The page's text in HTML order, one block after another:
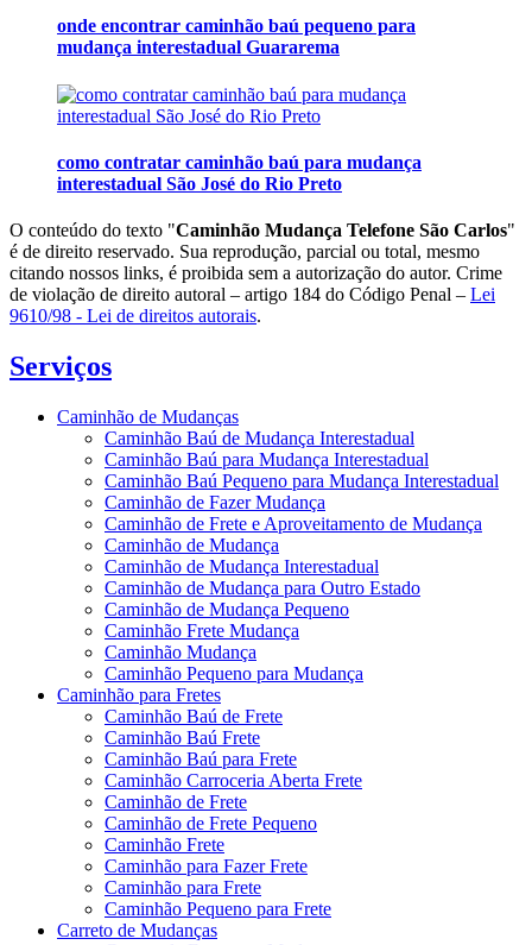
onde encontrar caminhão baú pequeno para
mudança interestadual Guararema
como contratar caminhão baú para mudança
interestadual São José do Rio Preto
O conteúdo do texto "Caminhão Mudança Telefone São Carlos"
é de direito reservado. Sua reprodução, parcial ou total, mesmo
citando nossos links, é proibida sem a autorização do autor. Crime
de violação de direito autoral – artigo 184 do Código Penal – Lei
9610/98 - Lei de direitos autorais.
Serviços
Caminhão de Mudanças
Caminhão Baú de Mudança Interestadual
Caminhão Baú para Mudança Interestadual
Caminhão Baú Pequeno para Mudança Interestadual
Caminhão de Fazer Mudança
Caminhão de Frete e Aproveitamento de Mudança
Caminhão de Mudança
Caminhão de Mudança Interestadual
Caminhão de Mudança para Outro Estado
Caminhão de Mudança Pequeno
Caminhão Frete Mudança
Caminhão Mudança
Caminhão Pequeno para Mudança
Caminhão para Fretes
Caminhão Baú de Frete
Caminhão Baú Frete
Caminhão Baú para Frete
Caminhão Carroceria Aberta Frete
Caminhão de Frete
Caminhão de Frete Pequeno
Caminhão Frete
Caminhão para Fazer Frete
Caminhão para Frete
Caminhão Pequeno para Frete
Carreto de Mudanças